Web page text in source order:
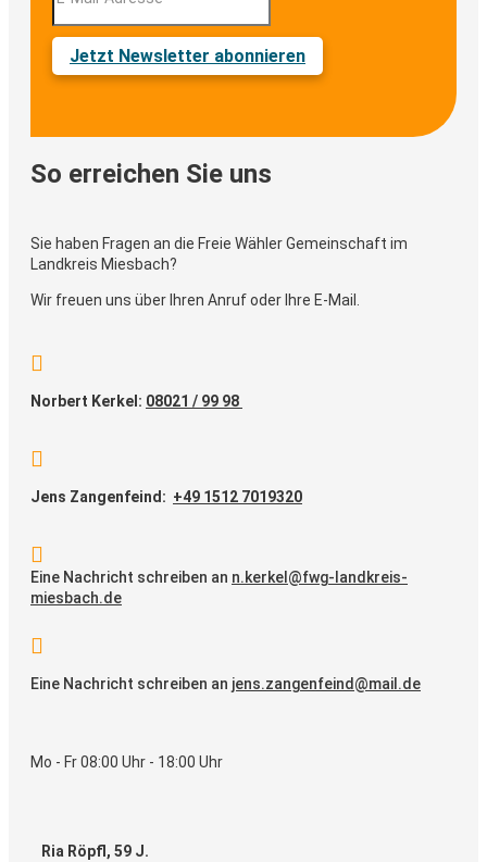
Jetzt Newsletter abonnieren
So erreichen Sie uns
Sie haben Fragen an die Freie Wähler Gemeinschaft im
Landkreis Miesbach?
Wir freuen uns über Ihren Anruf oder Ihre E-Mail.

Norbert Kerkel: 08021 / 99 98

Jens Zangenfeind: +49 1512 7019320

Eine Nachricht schreiben an n.kerkel@fwg-landkreis-
miesbach.de

Eine Nachricht schreiben an jens.zangenfeind@mail.de
Mo - Fr 08:00 Uhr - 18:00 Uhr
Ria Röpfl, 59 J.